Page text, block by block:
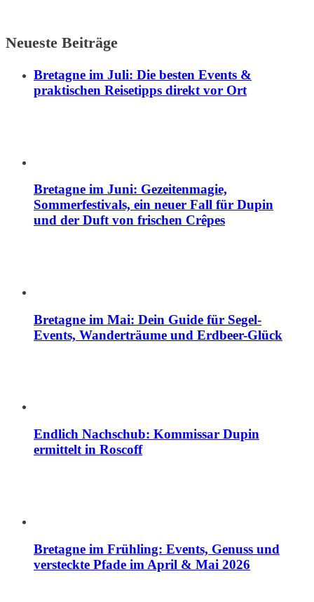
Neueste Beiträge
Bretagne im Juli: Die besten Events &
praktischen Reisetipps direkt vor Ort
Bretagne im Juni: Gezeitenmagie,
Sommerfestivals, ein neuer Fall für Dupin
und der Duft von frischen Crêpes
Bretagne im Mai: Dein Guide für Segel-
Events, Wanderträume und Erdbeer-Glück
Endlich Nachschub: Kommissar Dupin
ermittelt in Roscoff
Bretagne im Frühling: Events, Genuss und
versteckte Pfade im April & Mai 2026